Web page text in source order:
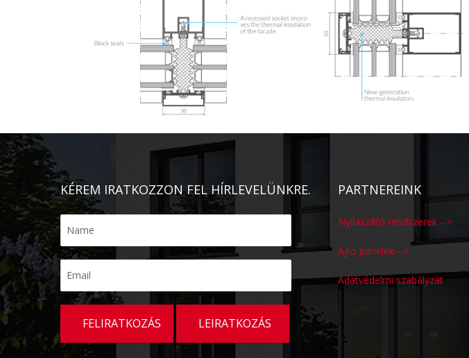
KÉREM IRATKOZZON FEL HÍRLEVELÜNKRE. PARTNEREINK
Nyílászáró rendszerek -->
Ajtó panelek -->
Adatvédelmi szabályzat